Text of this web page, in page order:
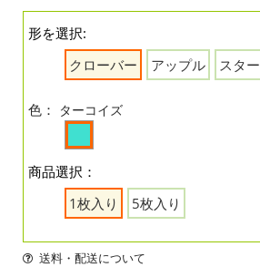
形を選択:
クローバー
アップル スター
色： ターコイズ
商品選択：
1枚入り
5枚入り
送料・配送について